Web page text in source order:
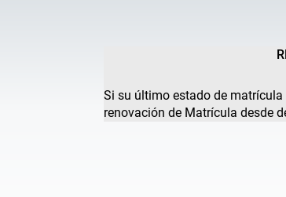
Si su último estado de
renovación de Matrícula desde